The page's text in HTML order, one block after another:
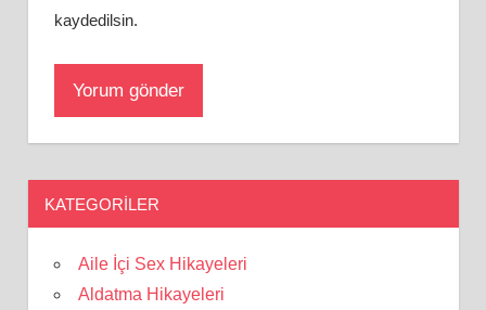
kaydedilsin.
KATEGORILER
Aile İçi Sex Hikayeleri
Aldatma Hikayeleri